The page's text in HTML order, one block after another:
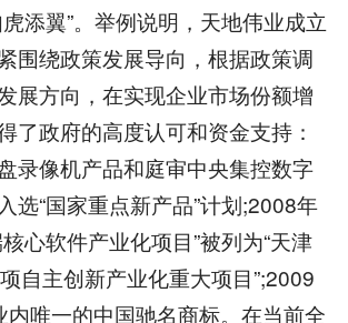
添翼”。举例说明，天地伟业成立
围绕政策发展导向，根据政策调
展方向，在实现企业市场份额增
了政府的高度认可和资金支持：
录像机产品和庭审中央集控数字
选“国家重点新产品”计划;2008年
心软件产业化项目”被列为“天津
自主创新产业化重大项目”;2009
唯一的中国驰名商标。在当前全